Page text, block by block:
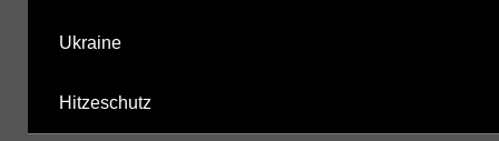
Ukraine
Hitzeschutz